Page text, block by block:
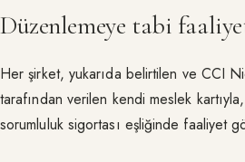
Düzenlemeye tabi
Her şirket, yukarıda belirtilen ve CCI
tarafından verilen kendi meslek
sorumluluk sigortası eşliğinde faaliyet